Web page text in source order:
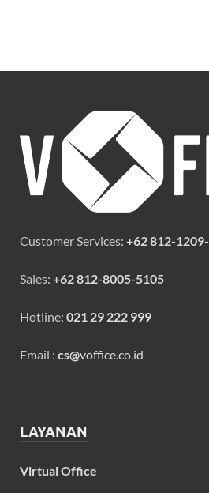
Customer Services: +62 812-
Sales: +62 812-8005-5105
Hotline: 021 29 222 999
Email : cs@voffice.co.id
LAYANAN
Virtual Office